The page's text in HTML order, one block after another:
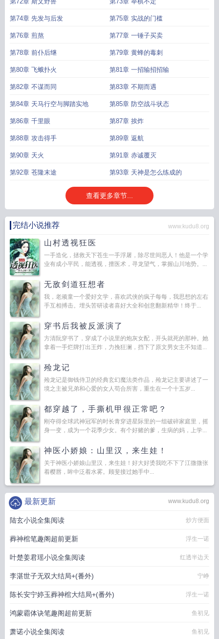
第74章 先发与后发 第75章 实战的门槛
第76章 煎熬 第77章 一锤子买卖
第78章 前仆后继 第79章 黄蜂的毒刺
第80章 飞蛾扑火 第81章 一招输招招输
第82章 不谋而同 第83章 不期而遇
第84章 天马行空与脚踏实地 第85章 防空战斗状态
第86章 千里眼 第87章 挨炸
第88章 攻击得手 第89章 返航
第90章 天火 第91章 赤诚覆灭
第92章 苍隆末途 第93章 天神是怎么练成的
查看更多章节...
完结小说推荐 www.kudu8.org
山村透视狂医
一手造化，拯救天下苍生一手浮屠，除尽世间恶人！他是一个学
业有成小平民，能透视，擅医术，寻龙望气，掌握山川地势。...
无敌剑道狂想者
我，老顽童一个爱好文学，喜欢武侠的疯子每每，我思想的左右
手互相搏击。埋头苦研读者喜好大全和创意翻新精华！终于...
穿书后我被反派演了
方清阮穿书了，穿成了小说里的炮灰女配，开头就死的那种。她
拿着一手烂牌打出王炸，力挽狂澜，挡下了原文男女主不知道...
殓龙记
殓龙记是御钱侍卫的经典玄幻魔法类作品，殓龙记主要讲述了一
境之主被兄弟和心爱的女人苟合所害，重生在一个十五岁...
都穿越了，手撕机甲很正常吧？
刚夺得全球武神冠军的时长青穿进星际里的一组破碎家庭里，摇
身一变，成为一个花季少女。有个好赌的爹，生病的妈，上学...
神医小娇娘：山里汉，来生娃！
关于神医小娇娘山里汉，来生娃！好大好烫我吃不下了江微微张
着樱唇，眸中泛着水雾。顾斐接过她手中...
www.kudu8.org
最新更新
陆玄小说全集阅读 炒方便面
葬神棺笔趣阁超前更新 浮生一诺
叶楚姜君瑶小说全集阅读 红透半边天
李湛世子无双大结局+(番外) 宁峥
陈长安宁婷玉葬神棺大结局+(番外) 浮生一诺
鸿蒙霸体诀笔趣阁超前更新 鱼初见
萧诺小说全集阅读 鱼初见